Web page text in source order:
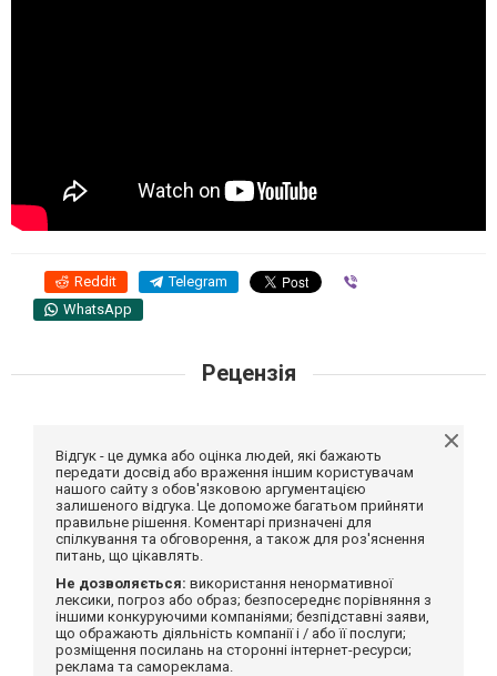
Reddit Telegram
WhatsApp
Рецензія
Відгук - це думка або оцінка людей, які бажають
передати досвід або враження іншим користувачам
нашого сайту з обов'язковою аргументацією
залишеного відгука. Це допоможе багатьом прийняти
правильне рішення. Коментарі призначені для
спілкування та обговорення, а також для роз'яснення
питань, що цікавлять.
Не дозволяється: використання ненормативної
лексики, погроз або образ; безпосереднє порівняння з
іншими конкуруючими компаніями; безпідставні заяви,
що ображають діяльність компанії і / або її послуги;
розміщення посилань на сторонні інтернет-ресурси;
реклама та самореклама.